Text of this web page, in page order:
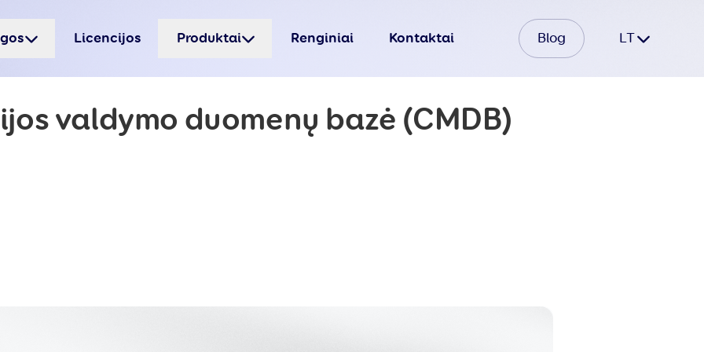
Licencijos Produktai Renginiai Kontaktai Blog LT
valdymo duomenų bazė (CMDB)